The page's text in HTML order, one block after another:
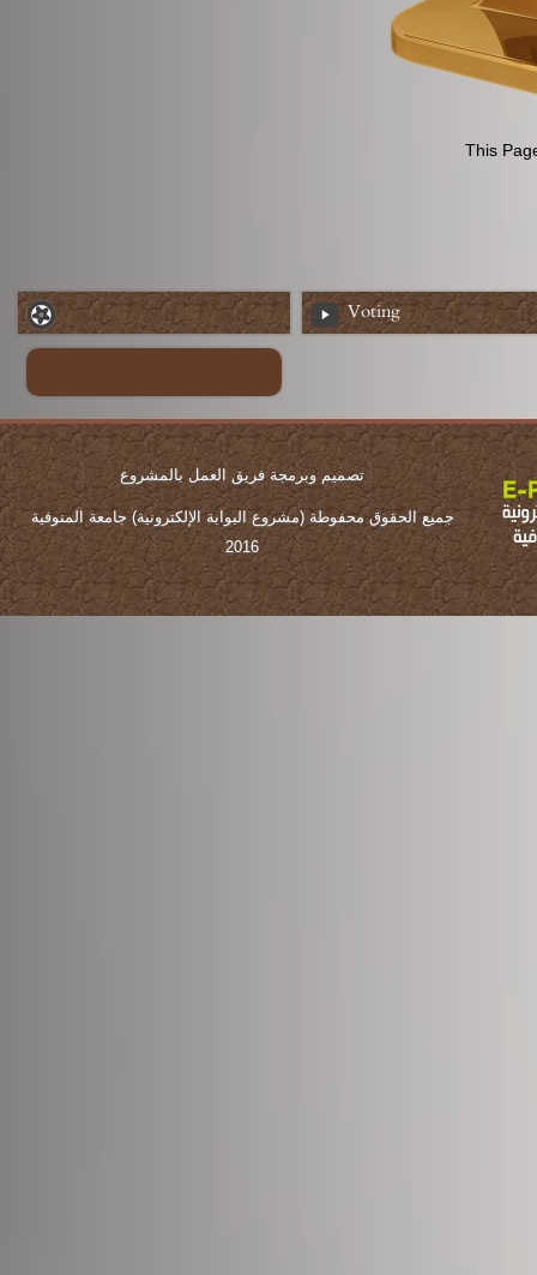
This
Voting
تصميم وبرمجة فريق العمل بالمشروع
جميع الحقوق محفوطة (مشروع البوابة الإلكترونية) جامعة المنوفية
2016